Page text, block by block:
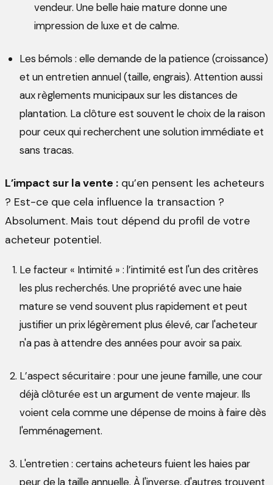
vendeur. Une belle haie mature donne une
impression de luxe et de calme.
Les bémols : elle demande de la patience (croissance)
et un entretien annuel (taille, engrais). Attention aussi
aux règlements municipaux sur les distances de
plantation. La clôture est souvent le choix de la raison
pour ceux qui recherchent une solution immédiate et
sans tracas.
L’impact sur la vente : qu’en pensent les acheteurs
? Est-ce que cela influence la transaction ?
Absolument. Mais tout dépend du profil de votre
acheteur potentiel.
Le facteur « Intimité » : l’intimité est l'un des critères
les plus recherchés. Une propriété avec une haie
mature se vend souvent plus rapidement et peut
justifier un prix légèrement plus élevé, car l'acheteur
n'a pas à attendre des années pour avoir sa paix.
L’aspect sécuritaire : pour une jeune famille, une cour
déjà clôturée est un argument de vente majeur. Ils
voient cela comme une dépense de moins à faire dès
l'emménagement.
L'entretien : certains acheteurs fuient les haies par
peur de la taille annuelle. À l'inverse, d'autres trouvent